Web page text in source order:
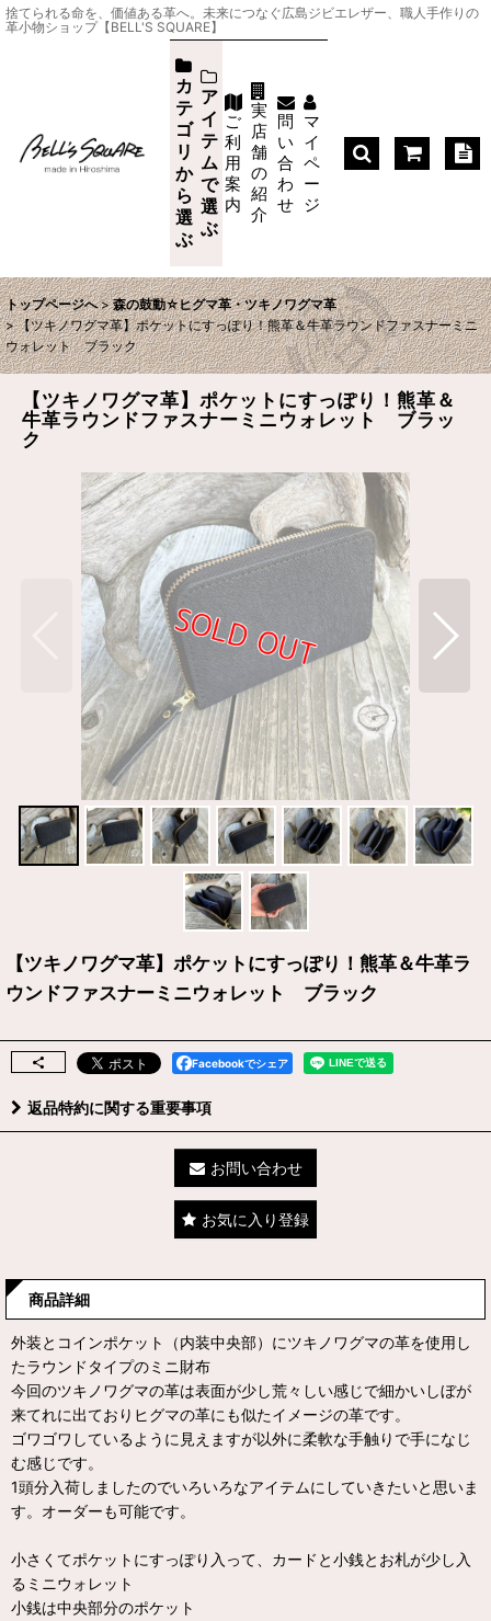
捨てられる命を、価値ある革へ。未来につなぐ広島ジビエレザー、職人手作りの
革小物ショップ【BELL'S SQUARE】
カ
テ
ゴ
リ
か
ら
選
ぶ
ア
イ
テ
ム
で
選
ぶ
ご
利
用
案
内
実
店
舗
の
紹
介
問
い
合
わ
せ
マ
イ
ペ
ー
ジ
トップページへ > 森の鼓動☆ヒグマ革・ツキノワグマ革
> 【ツキノワグマ革】ポケットにすっぽり！熊革＆牛革ラウンドファスナーミニ
ウォレット ブラック
【ツキノワグマ革】ポケットにすっぽり！熊革＆
牛革ラウンドファスナーミニウォレット ブラッ
ク
【ツキノワグマ革】ポケットにすっぽり！熊革＆牛革ラ
ウンドファスナーミニウォレット ブラック
Facebookでシェア
返品特約に関する重要事項
お問い合わせ
お気に入り登録
商品詳細
外装とコインポケット（内装中央部）にツキノワグマの革を使用し
たラウンドタイプのミニ財布
今回のツキノワグマの革は表面が少し荒々しい感じで細かいしぼが
来てれに出ておりヒグマの革にも似たイメージの革です。
ゴワゴワしているように見えますが以外に柔軟な手触りで手になじ
む感じです。
1頭分入荷しましたのでいろいろなアイテムにしていきたいと思いま
す。オーダーも可能です。
小さくてポケットにすっぽり入って、カードと小銭とお札が少し入
るミニウォレット
小銭は中央部分のポケット